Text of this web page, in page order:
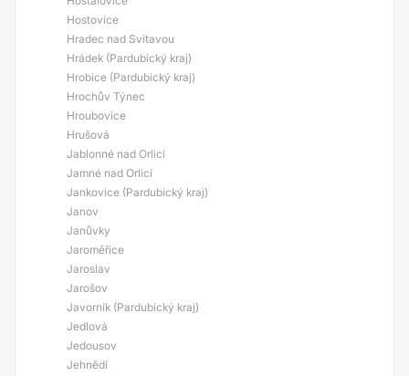
Hostovice
Hradec nad Svitavou
Hrádek (Pardubický kraj)
Hrobice (Pardubický kraj)
Hrochův Týnec
Hroubovice
Hrušová
Jablonné nad Orlicí
Jamné nad Orlicí
Jankovice (Pardubický kraj)
Janov
Janůvky
Jaroměřice
Jaroslav
Jarošov
Javorník (Pardubický kraj)
Jedlová
Jedousov
Jehnědí